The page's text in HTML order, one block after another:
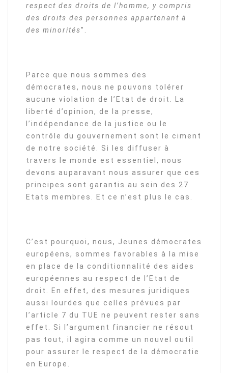
respect des droits de l’homme, y compris
des droits des personnes appartenant à
des minorités”.
Parce que nous sommes des
démocrates, nous ne pouvons tolérer
aucune violation de l’Etat de droit. La
liberté d’opinion, de la presse,
l’indépendance de la justice ou le
contrôle du gouvernement sont le ciment
de notre société. Si les diffuser à
travers le monde est essentiel, nous
devons auparavant nous assurer que ces
principes sont garantis au sein des 27
Etats membres. Et ce n’est plus le cas.
C’est pourquoi, nous, Jeunes démocrates
européens, sommes favorables à la mise
en place de la conditionnalité des aides
européennes au respect de l’Etat de
droit. En effet, des mesures juridiques
aussi lourdes que celles prévues par
l’article 7 du TUE ne peuvent rester sans
effet. Si l’argument financier ne résout
pas tout, il agira comme un nouvel outil
pour assurer le respect de la démocratie
en Europe.